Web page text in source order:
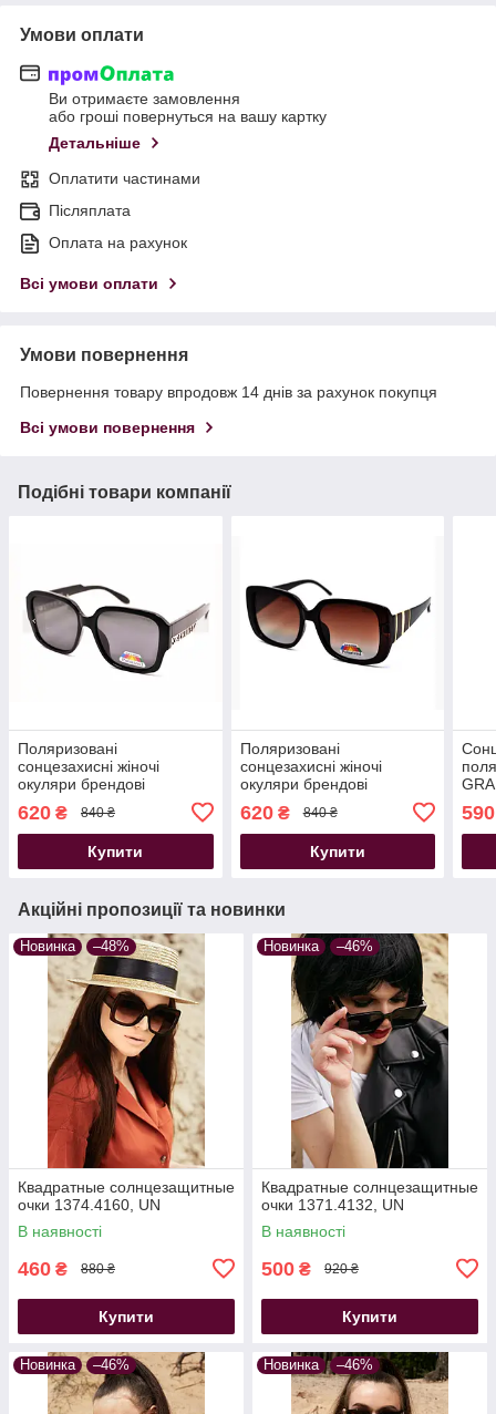
Умови оплати
Ви отримаєте замовлення
або гроші повернуться на вашу картку
Детальніше
Оплатити частинами
Післяплата
Оплата на рахунок
Всі умови оплати
Умови повернення
Повернення товару впродовж 14 днів за рахунок покупця
Всі умови повернення
Подібні товари компанії
Поляризовані
сонцезахисні жіночі
окуляри брендові
оправа чорні
620 ₴ 840 ₴
Купити
Поляризовані
сонцезахисні жіночі
окуляри брендові
оправа коричневі
620₴ 840 ₴
Купити
590
Акційні пропозиції та новинки
Новинка –48%
Квадратные солнцезащитные
очки 1374.4160, UN
В наявності
460 ₴ 880 ₴
Купити
Новинка –46%
Квадратные солнцезащитные
очки 1371.4132, UN
В наявності
500 ₴ 920 ₴
Купити
Новинка –46% Новинка –46%